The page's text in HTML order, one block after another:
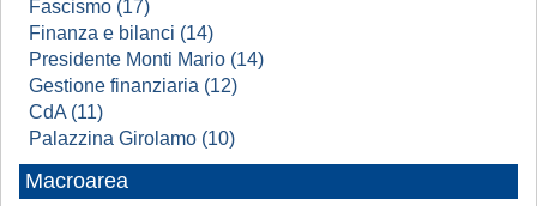
Fascismo (17)
Finanza e bilanci (14)
Presidente Monti Mario (14)
Gestione finanziaria (12)
CdA (11)
Palazzina Girolamo (10)
Macroarea